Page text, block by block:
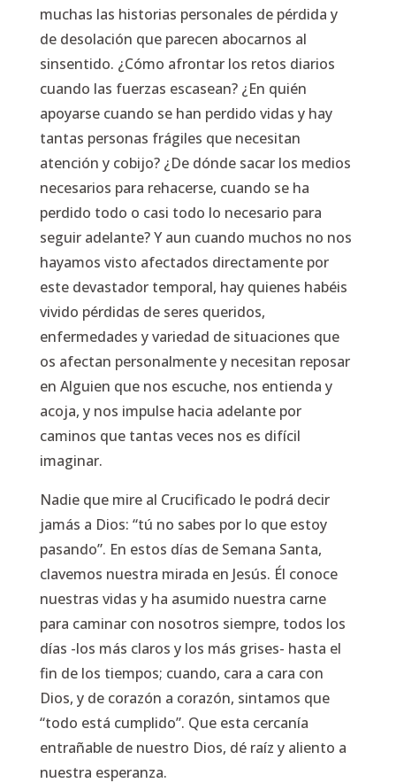
muchas las historias personales de pérdida y
de desolación que parecen abocarnos al
sinsentido. ¿Cómo afrontar los retos diarios
cuando las fuerzas escasean? ¿En quién
apoyarse cuando se han perdido vidas y hay
tantas personas frágiles que necesitan
atención y cobijo? ¿De dónde sacar los medios
necesarios para rehacerse, cuando se ha
perdido todo o casi todo lo necesario para
seguir adelante? Y aun cuando muchos no nos
hayamos visto afectados directamente por
este devastador temporal, hay quienes habéis
vivido pérdidas de seres queridos,
enfermedades y variedad de situaciones que
os afectan personalmente y necesitan reposar
en Alguien que nos escuche, nos entienda y
acoja, y nos impulse hacia adelante por
caminos que tantas veces nos es difícil
imaginar.
Nadie que mire al Crucificado le podrá decir
jamás a Dios: “tú no sabes por lo que estoy
pasando”. En estos días de Semana Santa,
clavemos nuestra mirada en Jesús. Él conoce
nuestras vidas y ha asumido nuestra carne
para caminar con nosotros siempre, todos los
días -los más claros y los más grises- hasta el
fin de los tiempos; cuando, cara a cara con
Dios, y de corazón a corazón, sintamos que
“todo está cumplido”. Que esta cercanía
entrañable de nuestro Dios, dé raíz y aliento a
nuestra esperanza.